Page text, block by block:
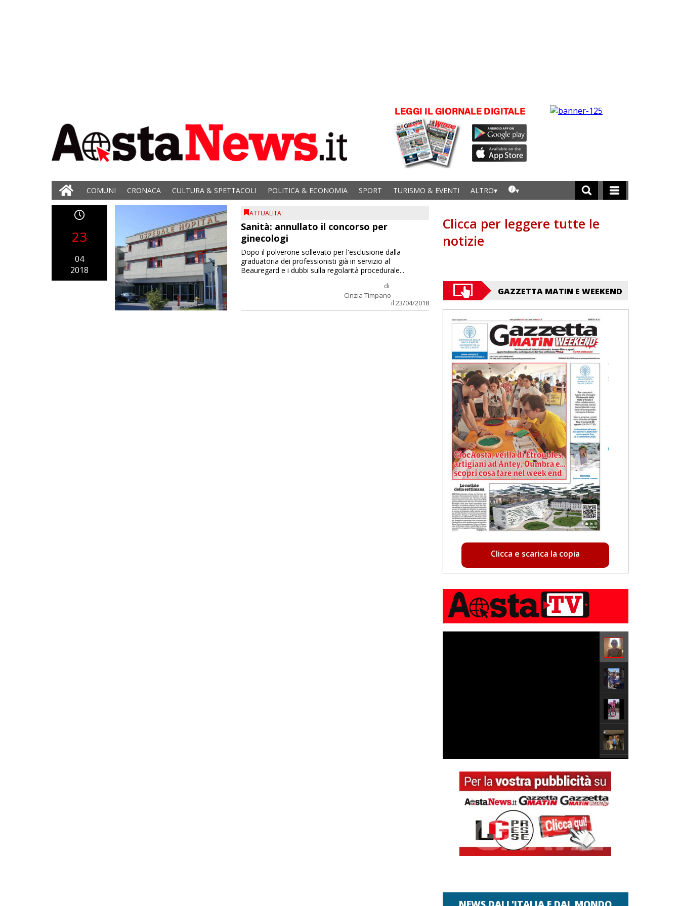
COMUNI CRONACA CULTURA & SPETTACOLI POLITICA & ECONOMIA SPORT TURISMO & EVENTI ALTRO
23
04
2018
ATTUALITA'
Sanità: annullato il concorso per
ginecologi
di
Cinzia Timpano
il 23/04/2018
Dopo il polverone sollevato per l'esclusione dalla
graduatoria dei professionisti già in servizio al
Beauregard e i dubbi sulla regolarità procedurale...
Clicca per leggere tutte le
notizie
GAZZETTA MATIN E WEEKEND
Clicca e scarica la copia